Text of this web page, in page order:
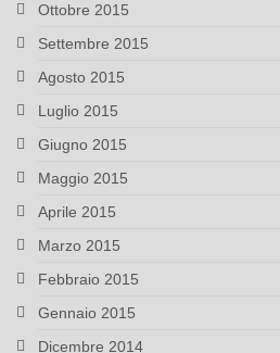
Ottobre 2015
Settembre 2015
Agosto 2015
Luglio 2015
Giugno 2015
Maggio 2015
Aprile 2015
Marzo 2015
Febbraio 2015
Gennaio 2015
Dicembre 2014